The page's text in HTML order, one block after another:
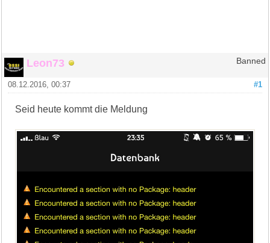
Leon73 Banned
#1
08.12.2016, 00:37
Seid heute kommt die Meldung